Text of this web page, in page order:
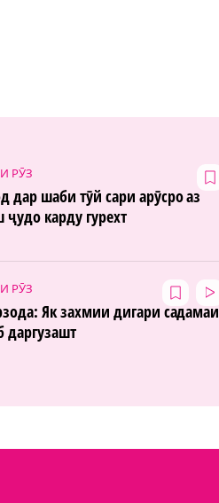
РӮЗ
дар шаби тӯй сари арӯсро аз
ҷудо карду гурехт
РӮЗ
Як захмии дигари садамаи
даргузашт